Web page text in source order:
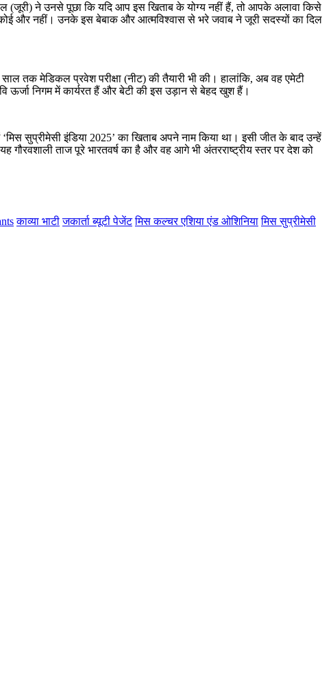
(जूरी) ने उनसे पूछा कि यदि आप इस खिताब के योग्य नहीं हैं, तो आपके अलावा किसे
कोई और नहीं। उनके इस बेबाक और आत्मविश्वास से भरे जवाब ने जूरी सदस्यों का दिल
साल तक मेडिकल प्रवेश परीक्षा (नीट) की तैयारी भी की। हालांकि, अब वह एमेटी
ऊर्जा निगम में कार्यरत हैं और बेटी की इस उड़ान से बेहद खुश हैं।
सुप्रीमेसी इंडिया 2025’ का खिताब अपने नाम किया था। इसी जीत के बाद उन्हें
गौरवशाली ताज पूरे भारतवर्ष का है और वह आगे भी अंतरराष्ट्रीय स्तर पर देश को
काव्या भाटी जकार्ता ब्यूटी पेजेंट मिस कल्चर एशिया एंड ओशिनिया मिस सुप्रीमेसी